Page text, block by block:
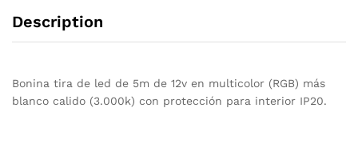
Description
Bonina tira de led de 5m de 12v en multicolor (RGB) más
blanco calido (3.000k) con protección para interior IP20.